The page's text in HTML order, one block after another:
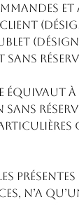
sans
équivaut
n’a